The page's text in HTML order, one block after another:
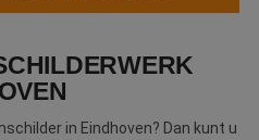
in Eindhoven? Dan kunt u